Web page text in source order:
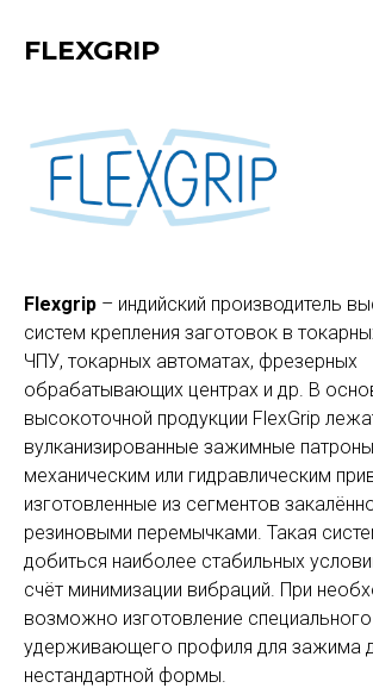
FLEXGRIP
Flexgrip – индийский производитель
систем крепления заготовок в
ЧПУ, токарных автоматах, фрезерных
обрабатывающих центрах и др. В
высокоточной продукции FlexGrip
вулканизированные зажимные
механическим или гидравлическим
изготовленные из сегментов
резиновыми перемычками. Такая
добиться наиболее стабильных
счёт минимизации вибраций. При
возможно изготовление специального
удерживающего профиля для зажима
нестандартной формы.